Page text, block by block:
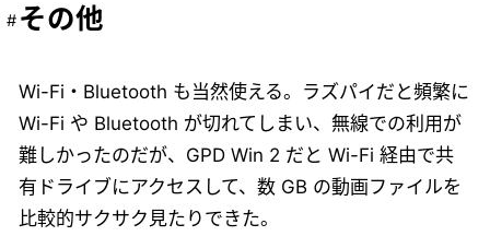
その他
Wi-Fi・Bluetooth も当然使える。ラズパイだと頻繁に
Wi-Fi や Bluetooth が切れてしまい、無線での利用が
難しかったのだが、GPD Win 2 だと Wi-Fi 経由で共
有ドライブにアクセスして、数 GB の動画ファイルを
比較的サクサク見たりできた。